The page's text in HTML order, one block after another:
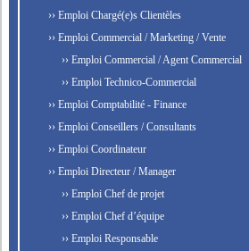
›› Emploi Chargé(e)s Clientèles
›› Emploi Commercial / Marketing / Vente
›› Emploi Commercial / Agent Commercial
›› Emploi Technico-Commercial
›› Emploi Comptabilité - Finance
›› Emploi Conseillers / Consultants
›› Emploi Coordinateur
›› Emploi Directeur / Manager
›› Emploi Chef de projet
›› Emploi Chef d’équipe
›› Emploi Responsable